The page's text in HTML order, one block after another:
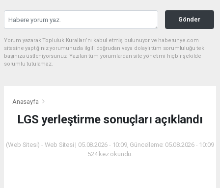
Gönder
Yorum yazarak Topluluk Kuralları’nı kabul etmiş bulunuyor ve haberunye.com
sitesine yaptığınız yorumunuzla ilgili doğrudan veya dolaylı tüm sorumluluğu tek
başınıza üstleniyorsunuz. Yazılan tüm yorumlardan site yönetimi hiçbir şekilde
sorumlu tutulamaz.
Anasayfa
LGS yerleştirme sonuçları açıklandı
(Web Sitesi) - Web Sitesi | 05.08.2026 - 10:09, Güncelleme: 05.08.2026 - 10:09
524 kez okundu.